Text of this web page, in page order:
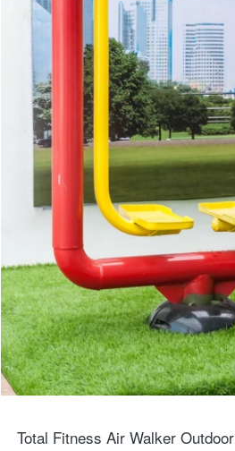
Total Fitness Air Walker Outdoor